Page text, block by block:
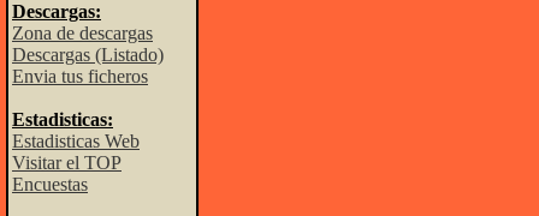
Descargas:
Zona de descargas
Descargas (Listado)
Envia tus ficheros
Estadisticas:
Estadisticas Web
Visitar el TOP
Encuestas